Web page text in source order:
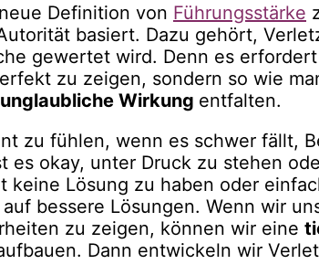
Definition von Führungsstärke
basiert. Dazu gehört,
gewertet wird. Denn es erfordert
zu zeigen, sondern so wie
unglaubliche Wirkung entfalten.
zu fühlen, wenn es schwer fällt,
es okay, unter Druck zu stehen
keine Lösung zu haben oder
bessere Lösungen. Wenn wir
zu zeigen, können wir eine
Dann entwickeln wir